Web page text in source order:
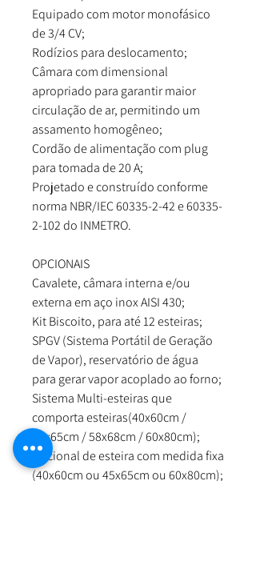
Equipado com motor monofásico
de 3/4 CV;
Rodízios para deslocamento;
Câmara com dimensional
apropriado para garantir maior
circulação de ar, permitindo um
assamento homogêneo;
Cordão de alimentação com plug
para tomada de 20 A;
Projetado e construído conforme
norma NBR/IEC 60335-2-42 e 60335-
2-102 do INMETRO.
OPCIONAIS
Cavalete, câmara interna e/ou
externa em aço inox AISI 430;
Kit Biscoito, para até 12 esteiras;
SPGV (Sistema Portátil de Geração
de Vapor), reservatório de água
para gerar vapor acoplado ao forno;
Sistema Multi-esteiras que
comporta esteiras(40x60cm /
45x65cm / 58x68cm / 60x80cm);
Opcional de esteira com medida fixa
(40x60cm ou 45x65cm ou 60x80cm);